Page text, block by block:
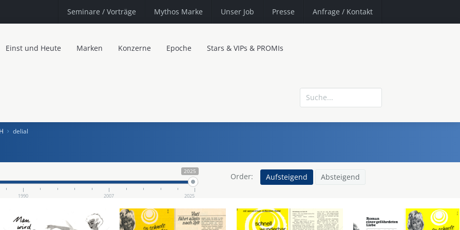
Seminare / Vorträge Mythos Marke Unser Job Presse Anfrage / Kontakt
Einst und Heute Marken Konzerne Epoche Stars & VIPs & PROMIs
delial
2025
1990 2007 2025
Order: Aufsteigend Absteigend